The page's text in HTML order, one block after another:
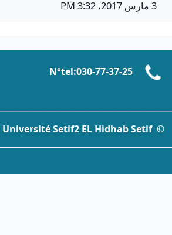
3 مارس 2017، 3:32 PM
N°tel:030-77-37-25
© Université Setif2 EL Hidhab Setif